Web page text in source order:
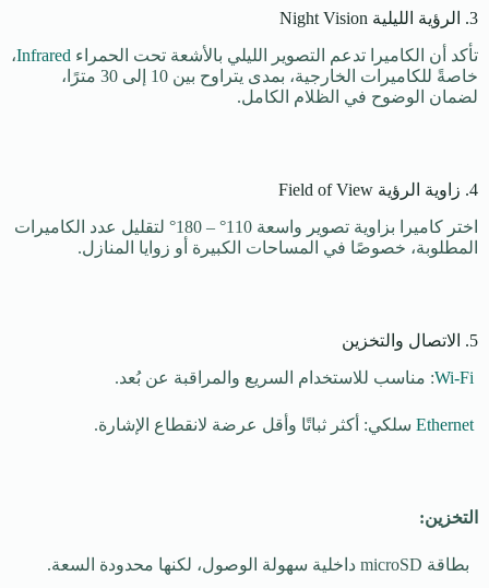
3. الرؤية الليلية Night Vision
تأكد أن الكاميرا تدعم التصوير الليلي بالأشعة تحت الحمراء Infrared،
خاصةً للكاميرات الخارجية، بمدى يتراوح بين 10 إلى 30 مترًا،
لضمان الوضوح في الظلام الكامل.
4. زاوية الرؤية Field of View
اختر كاميرا بزاوية تصوير واسعة 110° – 180° لتقليل عدد الكاميرات
المطلوبة، خصوصًا في المساحات الكبيرة أو زوايا المنازل.
5. الاتصال والتخزين
Wi-Fi: مناسب للاستخدام السريع والمراقبة عن بُعد.
Ethernet سلكي: أكثر ثباتًا وأقل عرضة لانقطاع الإشارة.
التخزين:
بطاقة microSD داخلية سهولة الوصول، لكنها محدودة السعة.